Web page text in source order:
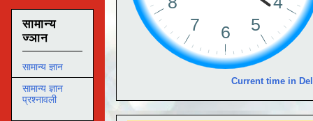
Current time in
सामान्य
ज्ञान
सामान्य ज्ञान
सामान्य ज्ञान
प्रश्नावली